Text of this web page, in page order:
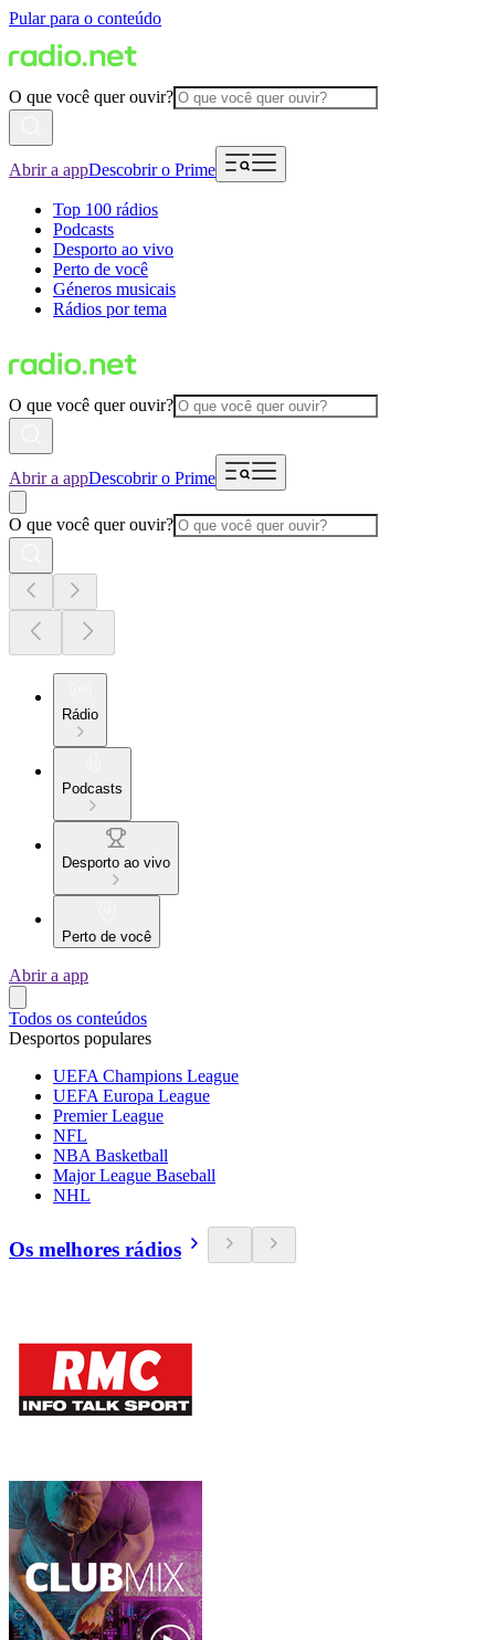
Pular para o conteúdo
O que você quer ouvir?
Abrir a appDescobrir o Prime
Top 100 rádios
Podcasts
Desporto ao vivo
Perto de você
Géneros musicais
Rádios por tema
O que você quer ouvir?
Abrir a appDescobrir o Prime
O que você quer ouvir?
Rádio
Podcasts
Desporto ao vivo
Perto de você
Abrir a app
Todos os conteúdos
Desportos populares
UEFA Champions League
UEFA Europa League
Premier League
NFL
NBA Basketball
Major League Baseball
NHL
Os melhores rádios